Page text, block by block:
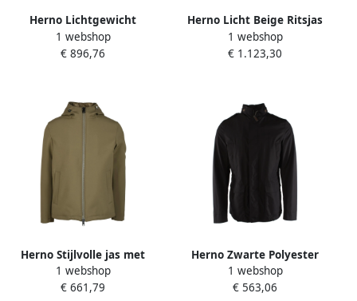
Herno Lichtgewicht
Waterdichte Regenjas met
Afneembare Capuchon
1 webshop
€ 896,76
Herno Licht Beige Ritsjas
Beige Heren
1 webshop
€ 1.123,30
Herno Stijlvolle jas met
polyester en elastaan
Brown Heren
1 webshop
€ 661,79
Herno Zwarte Polyester
Herenjas Black Heren
1 webshop
€ 563,06